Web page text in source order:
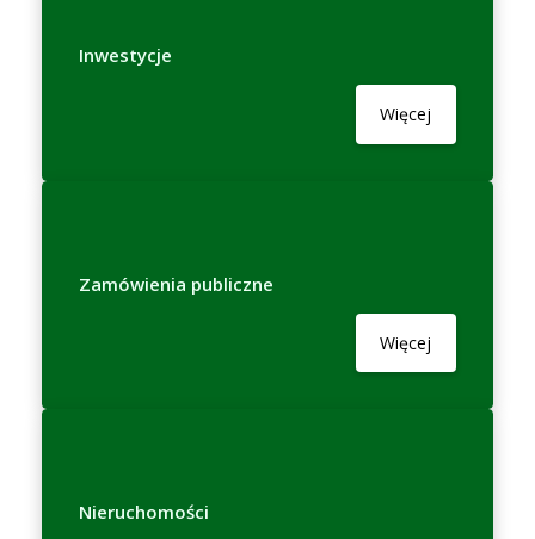
Inwestycje
Więcej
Zamówienia publiczne
Więcej
Nieruchomości